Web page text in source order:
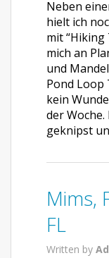
Neben
hielt ich
mit
mich an
und
Pond Loop
kein
der
geknipst
Mims,
FL
Written by